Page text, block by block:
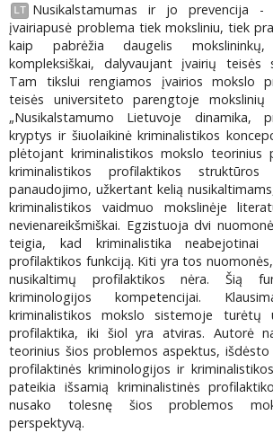
LT
Nusikalstamumas ir jo prevencija
įvairiapusė problema tiek moksliniu, tiek
kaip pabrėžia daugelis
kompleksiškai, dalyvaujant įvairių teisės
Tam tikslui rengiamos įvairios mokslo
teisės universiteto parengtoje
„Nusikalstamumo Lietuvoje dinamika,
kryptys ir šiuolaikinė kriminalistikos
plėtojant kriminalistikos mokslo teorinius
kriminalistikos profilaktikos
panaudojimo, užkertant kelią
kriminalistikos vaidmuo mokslinėje
nevienareikšmiškai. Egzistuoja dvi
teigia, kad kriminalistika neabejotinai
profilaktikos funkciją. Kiti yra tos
nusikaltimų profilaktikos nėra. Šią
kriminologijos kompetencijai.
kriminalistikos mokslo sistemoje turėtų
profilaktika, iki šiol yra atviras. Autorė
teorinius šios problemos aspektus,
profilaktinės kriminologijos ir
pateikia išsamią kriminalistinės
nusako tolesnę šios problemos
perspektyvą.